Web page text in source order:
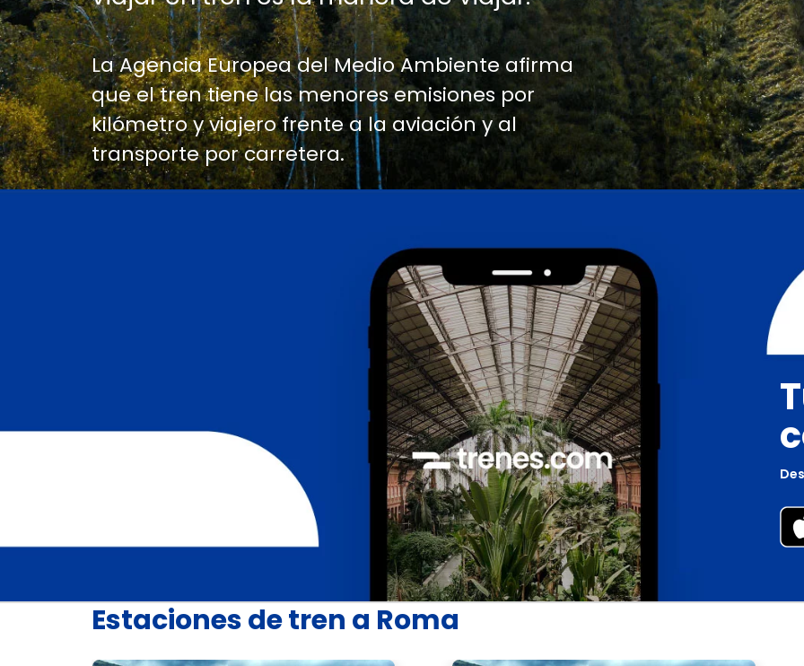
La Agencia Europea del Medio Ambiente afirma
que el tren tiene las menores emisiones por
kilómetro y viajero frente a la aviación y al
transporte por carretera.
Estaciones de tren a Roma